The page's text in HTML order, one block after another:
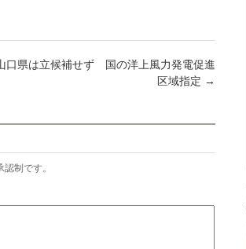
口県は立候補せず 国の洋上風力発電促進
区域指定 →
制です。